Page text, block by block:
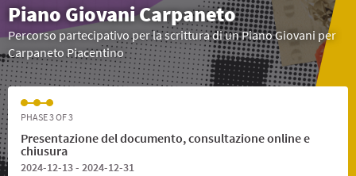
Piano Giovani Carpaneto
Percorso partecipativo per la scrittura di un Piano Giovani per
Carpaneto Piacentino
PHASE 3 OF 3
Presentazione del documento, consultazione online e
chiusura
2024-12-13 - 2024-12-31